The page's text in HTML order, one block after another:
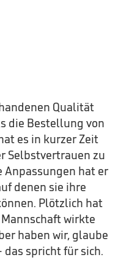
Qualität
die Bestellung von
es in kurzer Zeit
Selbstvertrauen zu
Anpassungen hat er
denen sie ihre
Plötzlich hat
wirkte
haben wir, glaube
das spricht für sich.